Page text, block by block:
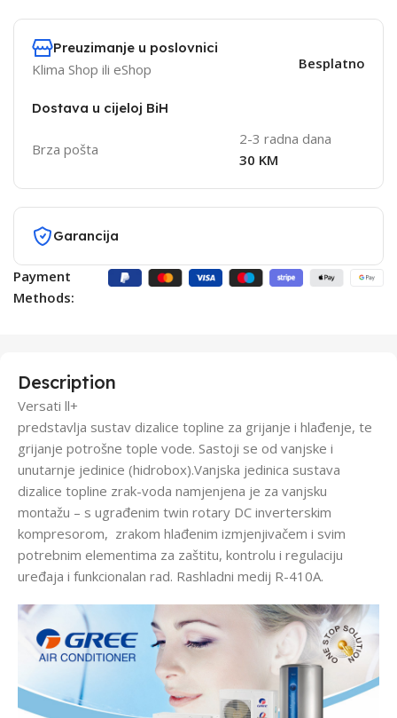
Preuzimanje u poslovnici
Klima Shop ili eShop Besplatno
Dostava u cijeloj BiH
Brza pošta
2-3 radna dana
30 KM
Garancija
Payment
Methods:
Description
Versati ll+
predstavlja sustav dizalice topline za grijanje i hlađenje, te
grijanje potrošne tople vode. Sastoji se od vanjske i
unutarnje jedinice (hidrobox).Vanjska jedinica sustava
dizalice topline zrak-voda namjenjena je za vanjsku
montažu – s ugrađenim twin rotary DC inverterskim
kompresorom, zrakom hlađenim izmjenjivačem i svim
potrebnim elementima za zaštitu, kontrolu i regulaciju
uređaja i funkcionalan rad. Rashladni medij R-410A.